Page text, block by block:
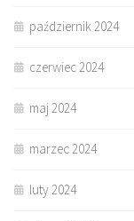
październik 2024
czerwiec 2024
maj 2024
marzec 2024
luty 2024